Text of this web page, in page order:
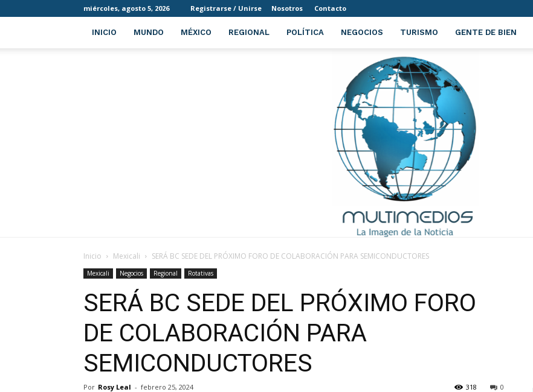
miércoles, agosto 5, 2026 Registrarse / Unirse Nosotros Contacto
INICIO MUNDO MÉXICO REGIONAL POLÍTICA NEGOCIOS TURISMO GENTE DE BIEN
Inicio Mexicali SERÁ BC SEDE DEL PRÓXIMO FORO DE COLABORACIÓN PARA SEMICONDUCTORES
Mexicali Negocios Regional Rotativas
SERÁ BC SEDE DEL PRÓXIMO FORO
DE COLABORACIÓN PARA
SEMICONDUCTORES
Por Rosy Leal - febrero 25, 2024 0
318